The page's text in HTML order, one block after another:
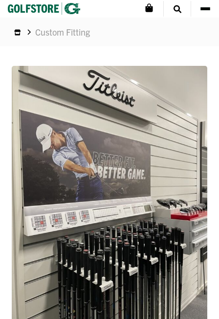
Custom Fitting